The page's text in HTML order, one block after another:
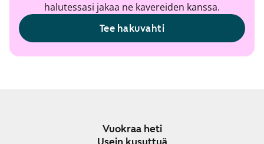
halutessasi jakaa ne kavereiden kanssa.
Tee hakuvahti
Vuokraa heti
Usein kysyttyä